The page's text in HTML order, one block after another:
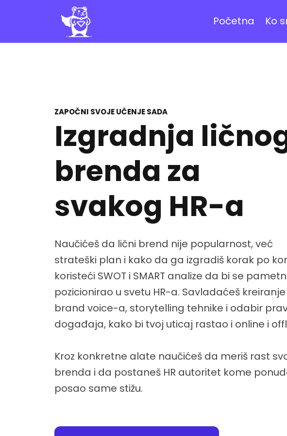
Početna Ko
ZAPOČNI SVOJE UČENJE SADA
Izgradnja
brenda za
svakog HR-a
Naučićeš da lični brend nije popularnost, već
strateški plan i kako da ga izgradiš korak po
koristeći SWOT i SMART analize da bi se
pozicionirao u svetu HR-a. Savladaćeš kreiranje
brand voice-a, storytelling tehnike i odabir
događaja, kako bi tvoj uticaj rastao i online i
Kroz konkretne alate naučićeš da meriš rast
brenda i da postaneš HR autoritet kome
posao same stižu.